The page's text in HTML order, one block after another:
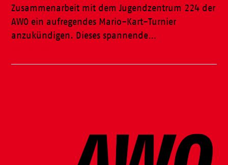
Zusammenarbeit mit dem Jugendzentrum 224 der
AWO ein aufregendes Mario-Kart-Turnier
anzukündigen. Dieses spannende…